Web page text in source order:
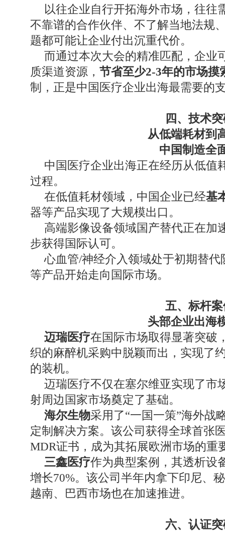
以往企业自行开拓海外市场，往往
不靠谱的合作伙伴、不了解当地法规
题都可能让企业付出沉重代价。
而通过本次大会的精准匹配，企业
质渠道资源， 节省至少2-3年的市场摸
制，正是中国医疗企业出海最需要的
四、技术
从低端耗材到
中国制造全
中国医疗企业出海正在经历从低值
过程。
在低值耗材领域，中国企业已经基
器等产品实现了大规模出口。
高端影像设备领域国产替代正在加
步获得国际认可。
心血管/神经介入领域处于初期替
等产品开始走向国际市场。
五、标杆
头部企业出海
迈瑞医疗在国际市场取得显著突破
织的麻醉机采购中脱颖而出，实现了
的装机。
迈瑞医疗不仅在塞尔维亚实现了市
射周边国家市场奠定了基础。
海尔生物采用了“一国一策”海外战
定制解决方案。该公司获得全球首张
MDR证书，成为其拓展欧洲市场的重
三鑫医疗作为典型案例，其透析设
增长70%。该公司半年内拿下印尼、
越南、巴西市场也在加速推进。
六、认证